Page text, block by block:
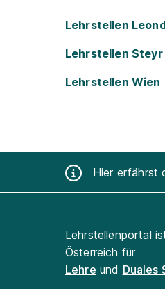
Lehrstellen
Lehrstellen Steyr
Lehrstellen Wien
Hier erfährst
Lehrstellenportal
Österreich für
Lehre und Duales